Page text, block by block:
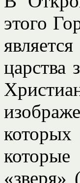
этого
царства
которых
которые